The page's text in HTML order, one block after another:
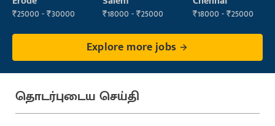
(Housekeeping)
₹25000 - ₹30000 Staff
₹18000 - ₹25000 ₹18000 - ₹25000
Explore more jobs
தொடர்புடைய செய்தி